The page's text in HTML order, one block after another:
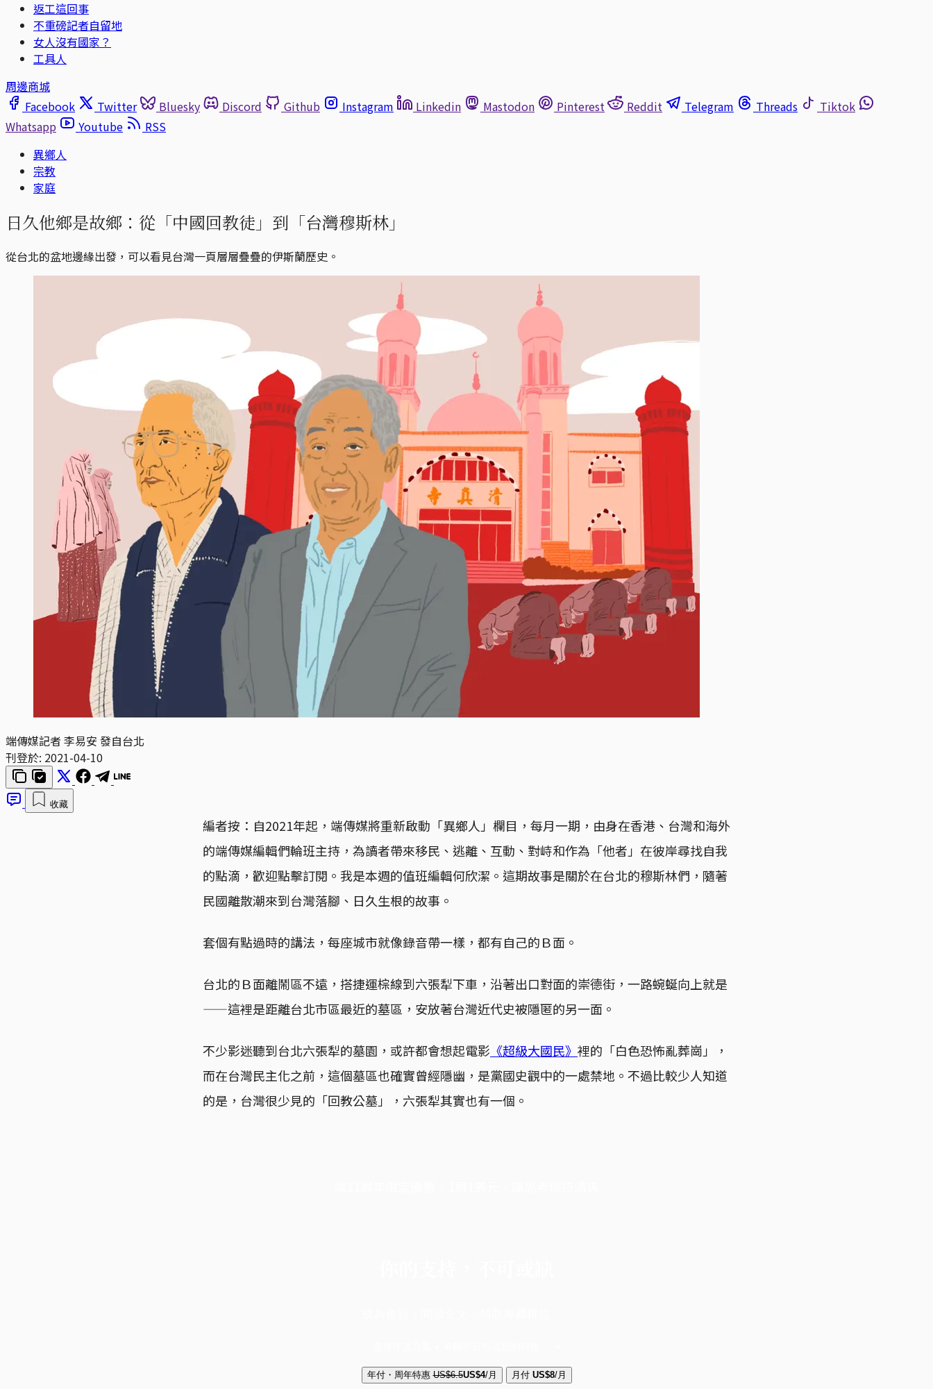
返工這回事
不重磅記者自留地
女人沒有國家？
工具人
周邊商城
Facebook
Twitter Bluesky Discord Github Instagram Linkedin Mastodon Pinterest Reddit Telegram Threads
Tiktok
Whatsapp
Youtube
RSS
異鄉人
宗教
家庭
日久他鄉是故鄉：從「中國回教徒」到「台灣穆斯林」
從台北的盆地邊緣出發，可以看見台灣一頁層層疊疊的伊斯蘭歷史。
端傳媒記者 李易安 發自台北
刊登於: 2021-04-10
收藏
編者按：自2021年起，端傳媒將重新啟動「異鄉人」欄目，每月一期，由身在香港、台灣和海外
的端傳媒編輯們輪班主持，為讀者帶來移民、逃離、互動、對峙和作為「他者」在彼岸尋找自我
的點滴，歡迎點擊訂閱。我是本週的值班編輯何欣潔。這期故事是關於在台北的穆斯林們，隨著
民國離散潮來到台灣落腳、日久生根的故事。
套個有點過時的講法，每座城市就像錄音帶一樣，都有自己的Ｂ面。
台北的Ｂ面離鬧區不遠，搭捷運棕線到六張犁下車，沿著出口對面的崇德街，一路蜿蜒向上就是
——這裡是距離台北市區最近的墓區，安放著台灣近代史被隱匿的另一面。
不少影迷聽到台北六張犁的墓園，或許都會想起電影 《超級大國民》 裡的「白色恐怖亂葬崗」，
而在台灣民主化之前，這個墓區也確實曾經隱幽，是黨國史觀中的一處禁地。不過比較少人知道
的是，台灣很少見的「回教公墓」，六張犁其實也有一個。
年付・周年特惠 US$6.5US$4/月 月付 US$8/月